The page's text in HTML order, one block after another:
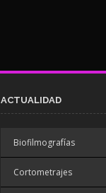
ACTUALIDAD
Biofilmografías
Cortometrajes